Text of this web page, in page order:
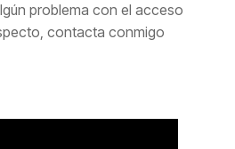
problema con el acceso
contacta conmigo